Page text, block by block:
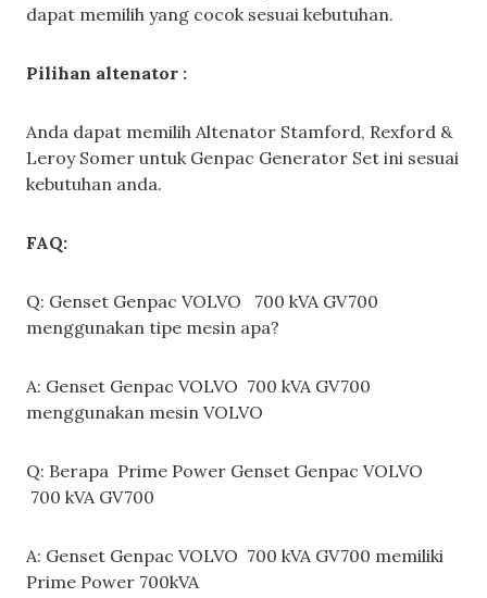
dapat memilih yang cocok sesuai kebutuhan.
Pilihan altenator :
Anda dapat memilih Altenator Stamford, Rexford &
Leroy Somer untuk Genpac Generator Set ini sesuai
kebutuhan anda.
FAQ:
Q: Genset Genpac VOLVO 700 kVA GV700
menggunakan tipe mesin apa?
A: Genset Genpac VOLVO 700 kVA GV700
menggunakan mesin VOLVO
Q: Berapa Prime Power Genset Genpac VOLVO
700 kVA GV700
A: Genset Genpac VOLVO 700 kVA GV700 memiliki
Prime Power 700kVA